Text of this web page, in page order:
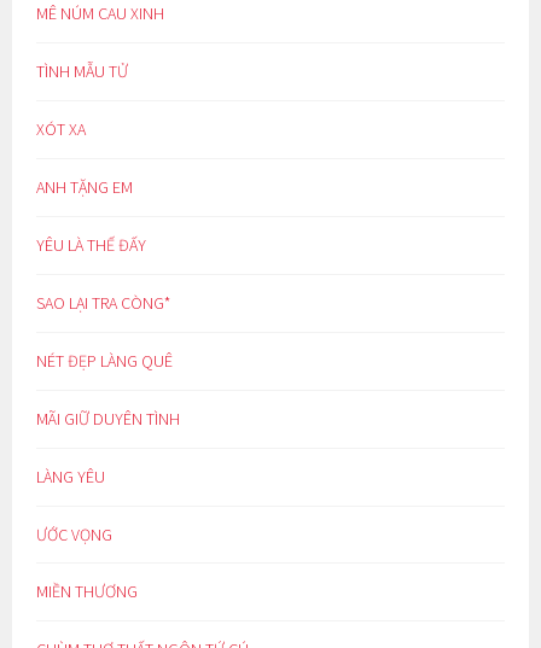
MÊ NÚM CAU XINH
TÌNH MẪU TỬ
XÓT XA
ANH TẶNG EM
YÊU LÀ THẾ ĐẤY
SAO LẠI TRA CÒNG*
NÉT ĐẸP LÀNG QUÊ
MÃI GIỮ DUYÊN TÌNH
LÀNG YÊU
ƯỚC VỌNG
MIỀN THƯƠNG